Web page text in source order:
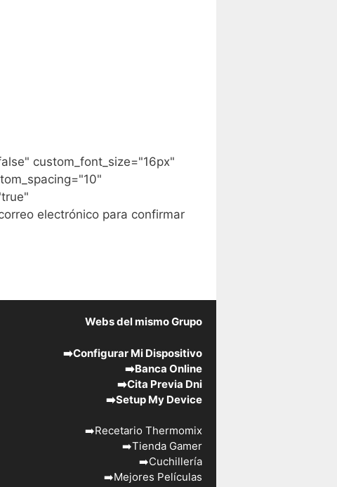
custom_font_size="16px"
electrónico para confirmar
Webs del mismo Grupo
➡️Configurar Mi Dispositivo
➡️Banca Online
➡️Cita Previa Dni
➡️Setup My Device
➡️Recetario Thermomix
➡️Tienda Gamer
➡️Cuchillería
➡️Mejores Películas